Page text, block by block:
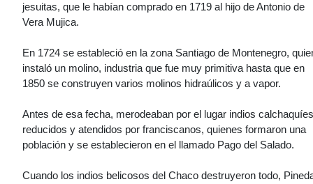
jesuitas, que le habían comprado en 1719 al hijo de Antonio de
Vera Mujica.
En 1724 se estableció en la zona Santiago de Montenegro,
instaló un molino, industria que fue muy primitiva hasta que en
1850 se construyen varios molinos hidraúlicos y a vapor.
Antes de esa fecha, merodeaban por el lugar indios
reducidos y atendidos por franciscanos, quienes formaron una
población y se establecieron en el llamado Pago del Salado.
Cuando los indios belicosos del Chaco destruyeron todo,